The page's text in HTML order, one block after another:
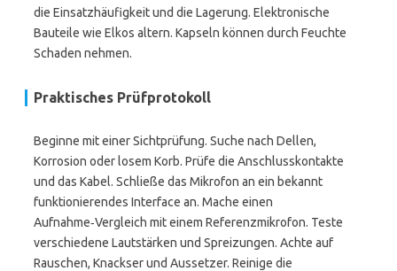
die Einsatzhäufigkeit und die Lagerung. Elektronische
Bauteile wie Elkos altern. Kapseln können durch Feuchte
Schaden nehmen.
Praktisches Prüfprotokoll
Beginne mit einer Sichtprüfung. Suche nach Dellen,
Korrosion oder losem Korb. Prüfe die Anschlusskontakte
und das Kabel. Schließe das Mikrofon an ein bekannt
funktionierendes Interface an. Mache einen
Aufnahme‑Vergleich mit einem Referenzmikrofon. Teste
verschiedene Lautstärken und Spreizungen. Achte auf
Rauschen, Knackser und Aussetzer. Reinige die